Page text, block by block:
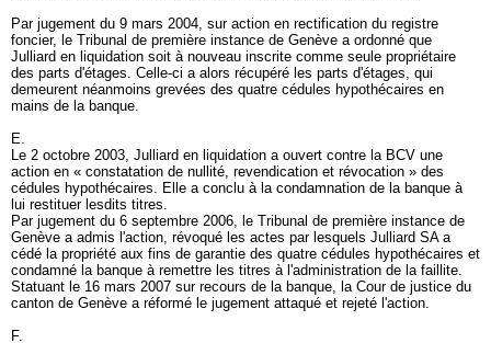
Par jugement du 9 mars 2004, sur action en rectification du registre
foncier, le Tribunal de première instance de Genève a ordonné que
Julliard en liquidation soit à nouveau inscrite comme seule propriétaire
des parts d'étages. Celle-ci a alors récupéré les parts d'étages, qui
demeurent néanmoins grevées des quatre cédules hypothécaires en
mains de la banque.
E.
Le 2 octobre 2003, Julliard en liquidation a ouvert contre la BCV une
action en « constatation de nullité, revendication et révocation » des
cédules hypothécaires. Elle a conclu à la condamnation de la banque à
lui restituer lesdits titres.
Par jugement du 6 septembre 2006, le Tribunal de première instance de
Genève a admis l'action, révoqué les actes par lesquels Julliard SA a
cédé la propriété aux fins de garantie des quatre cédules hypothécaires et
condamné la banque à remettre les titres à l'administration de la faillite.
Statuant le 16 mars 2007 sur recours de la banque, la Cour de justice du
canton de Genève a réformé le jugement attaqué et rejeté l'action.
F.